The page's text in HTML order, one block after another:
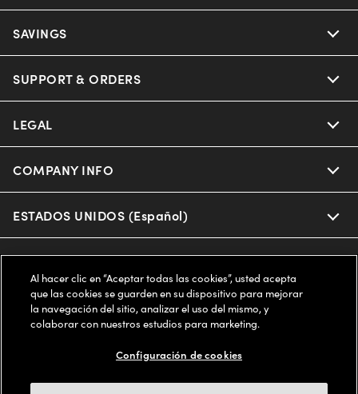
Ray-Ban
Miu Miu
Prada
Michael Kors
Coach
Our Eyeglasses
Our Sunglasses
Eyewear Trends
Our Lenses
Schedule an Eye Exam
SAVINGS
Offers & Discount
Insurance
AARP Members
SUPPORT & ORDERS
Help Center
Online Order Status
Frame Advisor
Style Guide
LEGAL
Privacy Policy
Terms of Use
Notice of Financial Incentive
Independent Doctor's Notice
COMPANY INFO
About us
Accessibility
Our Flagship Stores
Find a Store
ESTADOS UNIDOS (Español)
Buy now, pay later with Klarna*, Affirm or Cash App Afterpay.
Learn More
Al hacer clic en “Aceptar todas las cookies”, usted acepta
que las cookies se guarden en su dispositivo para mejorar
la navegación del sitio, analizar el uso del mismo, y
colaborar con nuestros estudios para marketing.
Configuración de cookies